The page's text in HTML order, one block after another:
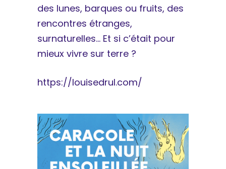
des lunes, barques ou fruits, des
rencontres étranges,
surnaturelles… Et si c’était pour
mieux vivre sur terre ?
https://louisedrul.com/